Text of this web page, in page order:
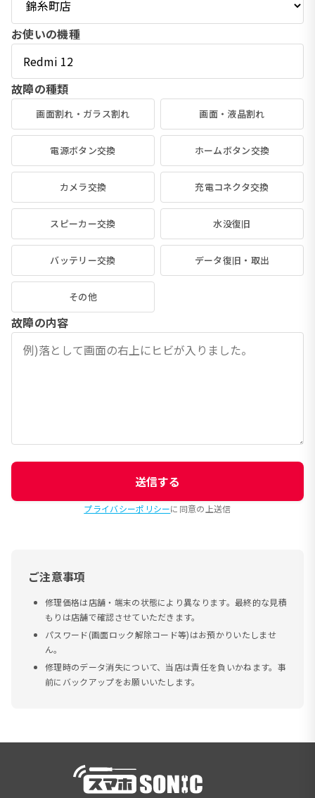
お使いの機種
故障の種類
画面割れ・ガラス割れ 画面・液晶割れ
電源ボタン交換 ホームボタン交換
カメラ交換 充電コネクタ交換
スピーカー交換 水没復旧
バッテリー交換 データ復旧・取出
その他
故障の内容
送信する
プライバシーポリシーに同意の上送信
ご注意事項
修理価格は店舗・端末の状態により異なります。最終的な見積
もりは店舗で確認させていただきます。
パスワード(画面ロック解除コード等)はお預かりいたしませ
ん。
修理時のデータ消失について、当店は責任を負いかねます。事
前にバックアップをお願いいたします。